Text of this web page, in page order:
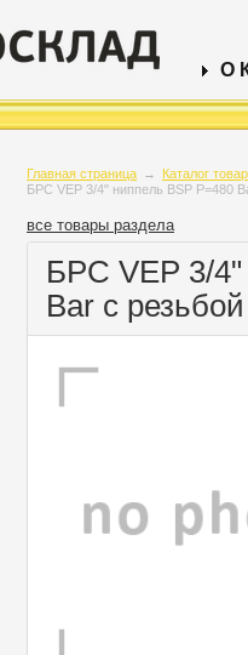
О
Главная страница →
Каталог
БРС VEP 3/4" ниппель BSP P=480
все товары раздела
БРС VEP 3/4"
Bar с